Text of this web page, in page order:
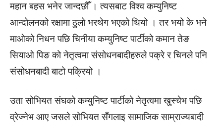
महान बहस भनेर जान्दछौँ । त्यसबाट विश्व कम्युनिष्ट
आन्दोलनको रक्षामा ठुलो भरथेग भएको थियो । तर भयो के भने
माओको निधन पछि चिनीया कम्युनिष्ट पार्टीको कमान तेङ
सियाओ पिङ को नेतृत्वमा संसोधनबादीहरुले पक्रे र चिनले पनि
संसोधनबादी बाटो पक्रियो ।
उता सोभियत संघको कम्युनिष्ट पार्टीको नेतृत्वमा खुस्चेभ पछि
व्रेज्नेभ आए जसले सोभियत सँगलाइ सामाजिक साम्राज्यबादी